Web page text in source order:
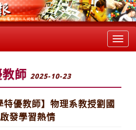
師 2025-10-23
特優教師】物理系教授劉國
發學習熱情